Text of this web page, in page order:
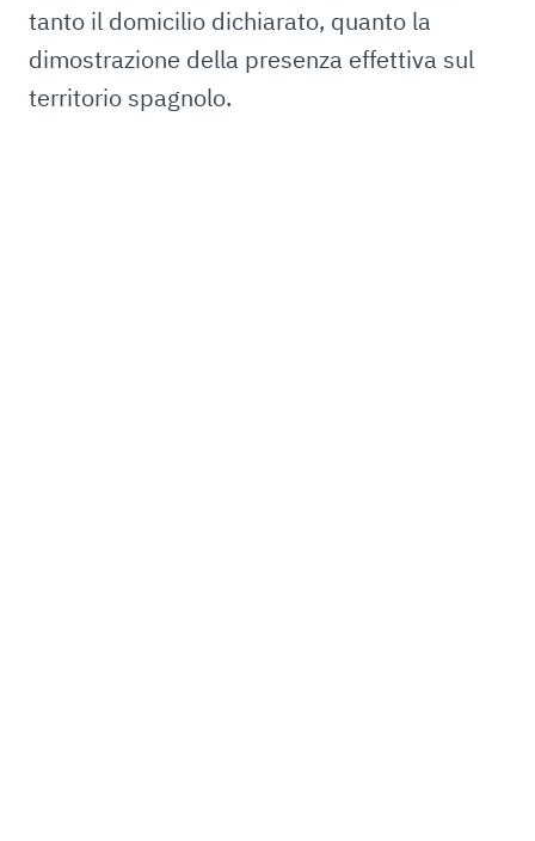
tanto il domicilio dichiarato, quanto la
dimostrazione della presenza effettiva sul
territorio spagnolo.